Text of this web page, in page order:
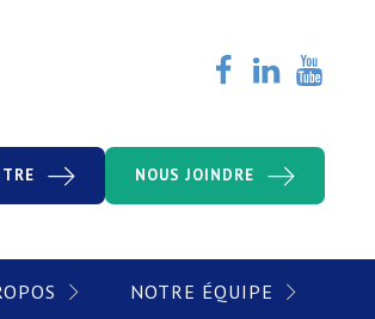
NOUS JOINDRE
NOTRE ÉQUIPE